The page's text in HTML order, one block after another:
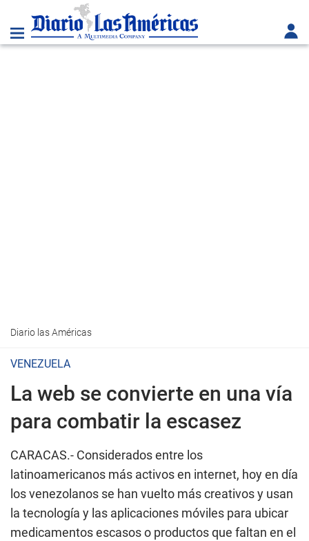
Diario las Américas
VENEZUELA
La web se convierte en una vía
para combatir la escasez
CARACAS.- Considerados entre los
latinoamericanos más activos en internet, hoy en día
los venezolanos se han vuelto más creativos y usan
la tecnología y las aplicaciones móviles para ubicar
medicamentos escasos o productos que faltan en el